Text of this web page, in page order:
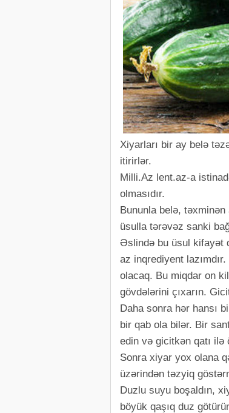
Xiyarları bir ay belə
itirirlər.
Milli.Az lent.az-a
olmasıdır.
Bununla belə,
üsulla tərəvəz sanki
Əslində bu üsul kifayət
az inqrediyent
olacaq. Bu miqdar on
gövdələrini çıxarın.
Daha sonra hər hansı
bir qab ola bilər. Bir
edin və gicitkən qatı ilə
Sonra xiyar yox olana
üzərindən təzyiq
Duzlu suyu boşaldın,
böyük qaşıq duz